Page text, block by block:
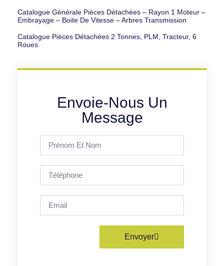
Catalogue Générale Pièces Détachées – Rayon 1 Moteur –
Embrayage – Boite De Vitesse – Arbres Transmission
Catalogue Pièces Détachées 2 Tonnes, PLM, Tracteur, 6
Roues
Envoie-Nous Un
Message
Envoyer